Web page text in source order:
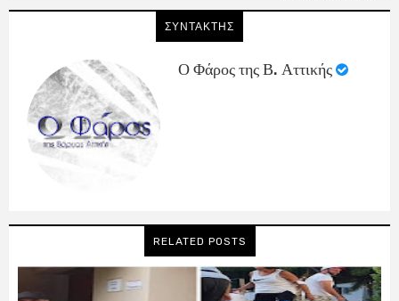
ΣΥΝΤΑΚΤΗΣ
Ο Φάρος της Β. Αττικής
RELATED POSTS